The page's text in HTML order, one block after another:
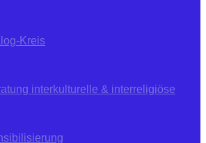
Kreis
interkulturelle & interreligiöse